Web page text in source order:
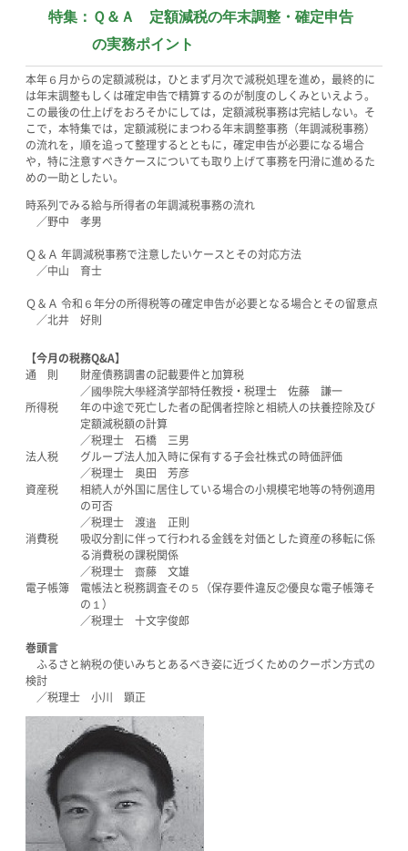
特集： Ｑ＆Ａ 定額減税の年末調整・確定申告
の実務ポイント
本年６月からの定額減税は，ひとまず月次で減税処理を進め，最終的に
は年末調整もしくは確定申告で精算するのが制度のしくみといえよう。
この最後の仕上げをおろそかにしては，定額減税事務は完結しない。そ
こで，本特集では，定額減税にまつわる年末調整事務（年調減税事務）
の流れを，順を追って整理するとともに，確定申告が必要になる場合
や，特に注意すべきケースについても取り上げて事務を円滑に進めるた
めの一助としたい。
時系列でみる給与所得者の年調減税事務の流れ
／野中 孝男
Ｑ＆Ａ 年調減税事務で注意したいケースとその対応方法
／中山 育士
Ｑ＆Ａ 令和６年分の所得税等の確定申告が必要となる場合とその留意点
／北井 好則
【今月の税務Q&A】
通 則 財産債務調書の記載要件と加算税
／國學院大學経済学部特任教授・税理士 佐藤 謙一
所得税 年の中途で死亡した者の配偶者控除と相続人の扶養控除及び
定額減税額の計算
／税理士 石橋 三男
法人税 グループ法人加入時に保有する子会社株式の時価評価
／税理士 奥田 芳彦
資産税 相続人が外国に居住している場合の小規模宅地等の特例適用
の可否
／税理士 渡邉 正則
消費税 吸収分割に伴って行われる金銭を対価とした資産の移転に係
る消費税の課税関係
／税理士 齋藤 文雄
電子帳簿 電帳法と税務調査その５（保存要件違反②優良な電子帳簿そ
の１）
／税理士 十文字俊郎
巻頭言
ふるさと納税の使いみちとあるべき姿に近づくためのクーポン方式の
検討
／税理士 小川 顕正